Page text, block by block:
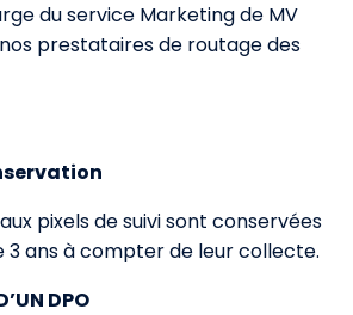
du service Marketing de MV
nos prestataires de routage des
pixels de suivi sont conservées
3 ans à compter de leur collecte.
DPO